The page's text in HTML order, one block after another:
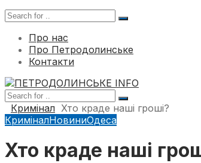
Про нас
Про Петродолинське
Контакти
Кримінал Хто краде наші гроші?
КриміналНовиниОдеса
Хто краде наші